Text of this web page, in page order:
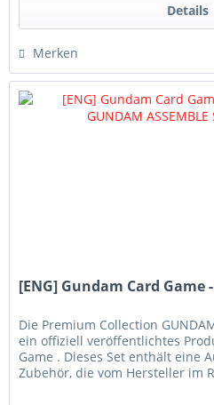
Details
Merken
[ENG] Gundam Card
Die Premium Collection
ein offiziell veröffentlichtes
Game . Dieses Set enthält eine
Zubehör, die vom Hersteller im